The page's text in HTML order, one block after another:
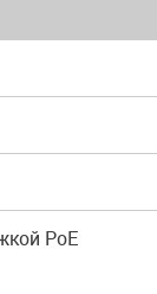
PoE